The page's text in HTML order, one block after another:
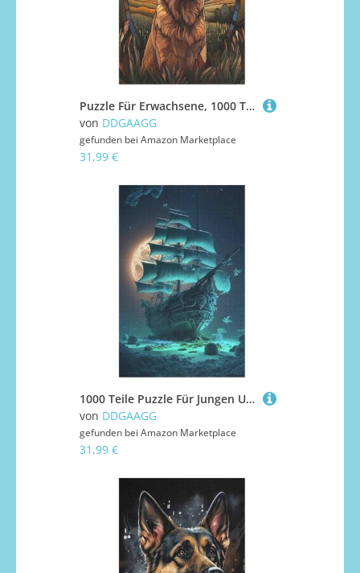
Puzzle Für Erwachsene, 1000 Teile, Berger allemand, Holzpuzzle, Geburtstagsgeschenke, Puzzle Wanddekoration 1000 PCS
von DDGAAGG
gefunden bei Amazon Marketplace
31,99 €
1000 Teile Puzzle Für Jungen Und Mädchen, Standard-Puzzles Pirate Ship,Boot, Familienspiele, （78×53cm）
von DDGAAGG
gefunden bei Amazon Marketplace
31,99 €